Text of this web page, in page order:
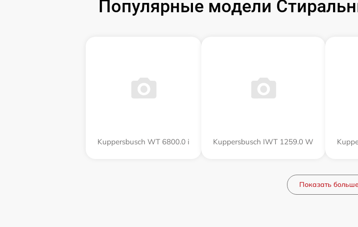
Популярные модели
Kuppersbusch WT 6800.0 i Kuppersbusch IWT 1259.0 W
Показать больше